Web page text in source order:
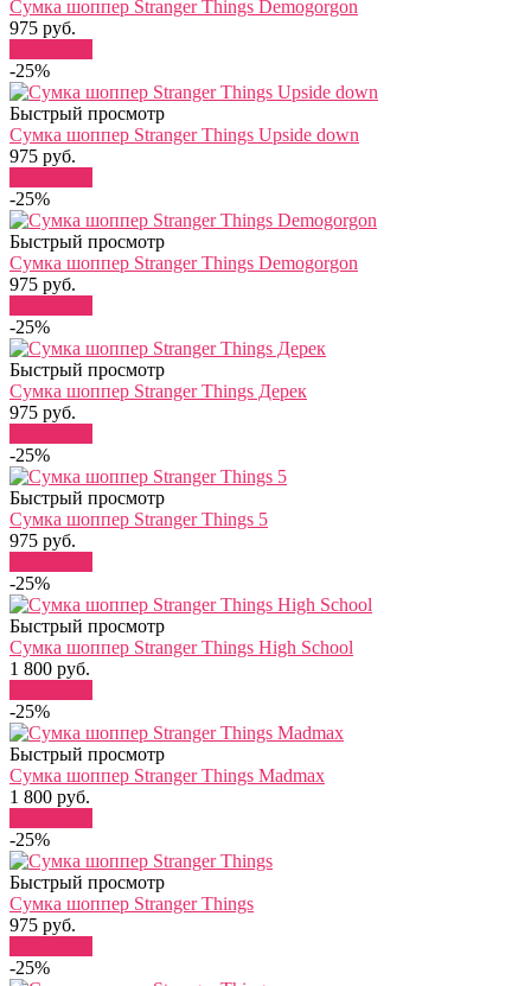
Сумка шоппер Stranger Things Demogorgon
975 руб.
-25%
Быстрый просмотр
Сумка шоппер Stranger Things Upside down
975 руб.
-25%
Быстрый просмотр
Сумка шоппер Stranger Things Demogorgon
975 руб.
-25%
Быстрый просмотр
Сумка шоппер Stranger Things Дерек
975 руб.
-25%
Быстрый просмотр
Сумка шоппер Stranger Things 5
975 руб.
-25%
Быстрый просмотр
Сумка шоппер Stranger Things High School
1 800 руб.
-25%
Быстрый просмотр
Сумка шоппер Stranger Things Madmax
1 800 руб.
-25%
Быстрый просмотр
Сумка шоппер Stranger Things
975 руб.
-25%